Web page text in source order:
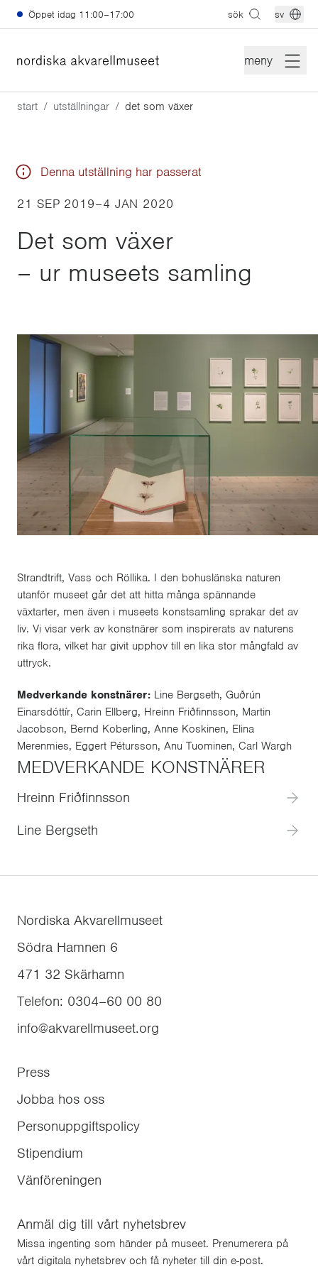
Hoppa till huvudinnehåll
Öppet idag 11:00–17:00 sök sv
meny
start utställningar det som växer
Denna utställning har passerat
21 SEP 2019–4 JAN 2020
Det som växer
– ur museets samling
Strandtrift, Vass och Röllika. I den bohuslänska naturen
utanför museet går det att hitta många spännande
växtarter, men även i museets konstsamling sprakar det av
liv. Vi visar verk av konstnärer som inspirerats av naturens
rika flora, vilket har givit upphov till en lika stor mångfald av
uttryck.
Medverkande konstnärer: Line Bergseth, Guðrún
Einarsdóttír, Carin Ellberg, Hreinn Friðfinnsson, Martin
Jacobson, Bernd Koberling, Anne Koskinen, Elina
Merenmies, Eggert Pétursson, Anu Tuominen, Carl Wargh
MEDVERKANDE KONSTNÄRER
Hreinn Friðfinnsson
Line Bergseth
Nordiska Akvarellmuseet
Södra Hamnen 6
471 32 Skärhamn
Telefon: 0304–60 00 80
info@akvarellmuseet.org
Press
Jobba hos oss
Personuppgiftspolicy
Stipendium
Vänföreningen
Anmäl dig till vårt nyhetsbrev
Missa ingenting som händer på museet. Prenumerera på
vårt digitala nyhetsbrev och få nyheter till din e-post.